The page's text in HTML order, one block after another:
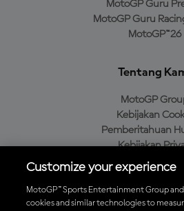
MotoGP Guru
MotoGP Guru
MotoGP™26
Tentang
MotoGP
Kebijakan
Pemberitahuan
Kebijakan
Kebijakan
Customize your experience
MotoGP™ Sports Entertainment Group
cookies and similar technologies to